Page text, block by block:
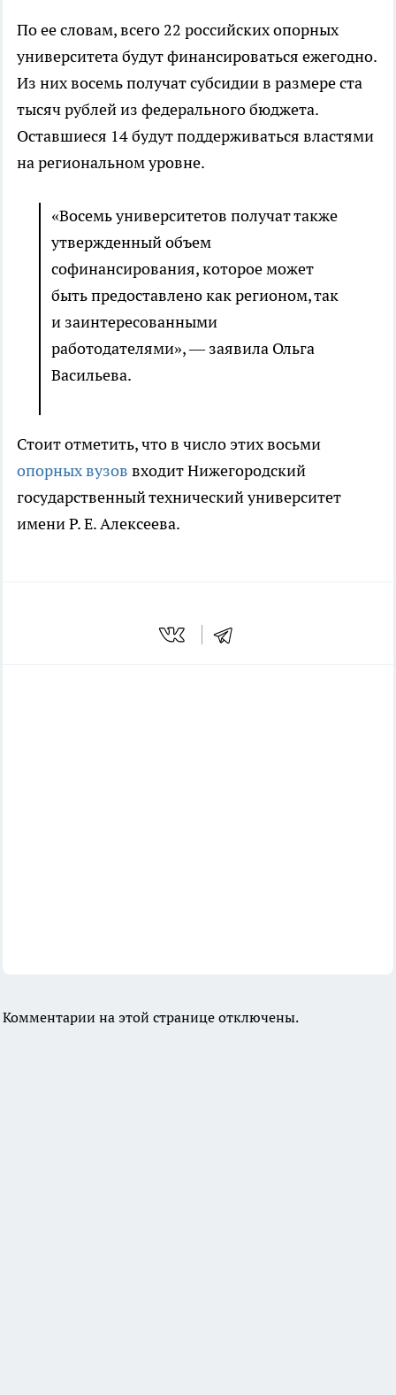
По ее словам, всего 22 российских опорных
университета будут финансироваться ежегодно.
Из них восемь получат субсидии в размере ста
тысяч рублей из федерального бюджета.
Оставшиеся 14 будут поддерживаться властями
на региональном уровне.
«Восемь университетов получат также
утвержденный объем
софинансирования, которое может
быть предоставлено как регионом, так
и заинтересованными
работодателями», — заявила Ольга
Васильева.
Стоит отметить, что в число этих восьми
опорных вузов входит Нижегородский
государственный технический университет
имени Р. Е. Алексеева.
Комментарии на этой странице отключены.